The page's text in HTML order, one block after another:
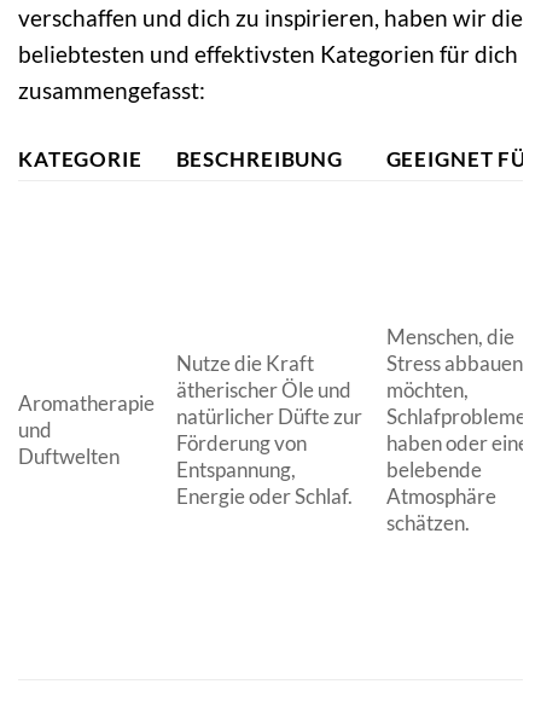
verschaffen und dich zu inspirieren, haben wir die
beliebtesten und effektivsten Kategorien für dich
zusammengefasst:
KATEGORIE BESCHREIBUNG GEEIGNET FÜR
Aromatherapie
und
Duftwelten
Nutze die Kraft
ätherischer Öle und
natürlicher Düfte zur
Förderung von
Entspannung,
Energie oder Schlaf.
Menschen, die
Stress abbauen
möchten,
Schlafprobleme
haben oder eine
belebende
Atmosphäre
schätzen.